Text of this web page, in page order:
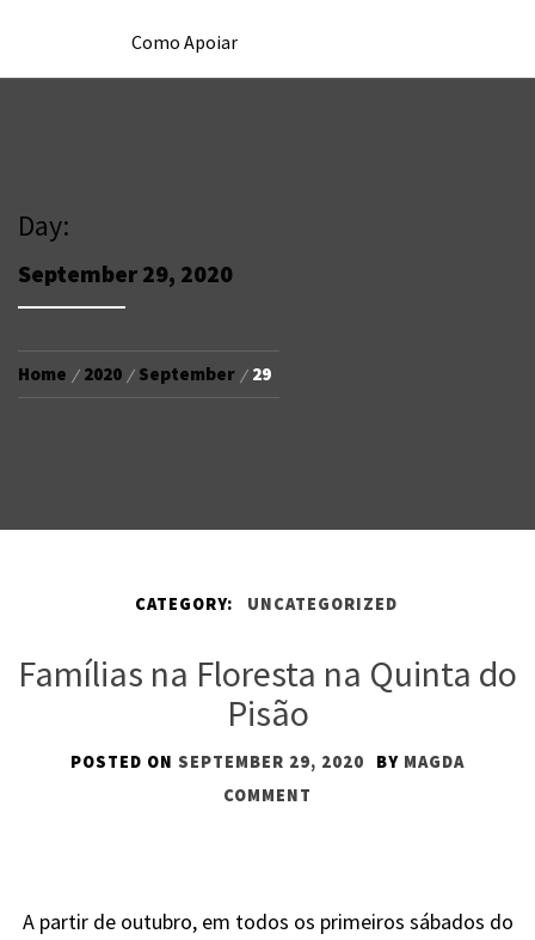
Como Apoiar
Day:
September 29, 2020
Home 2020 September 29
CATEGORY: UNCATEGORIZED
Famílias na Floresta na Quinta do
Pisão
POSTED ON SEPTEMBER 29, 2020 BY MAGDA
COMMENT
A partir de outubro, em todos os primeiros sábados do